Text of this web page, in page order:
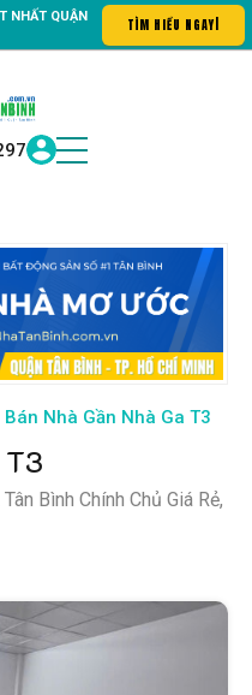
bạn tìm kiếm bất động
Bán Nhà Gần Nhà Ga T3
T3
Bình Chính Chủ Giá Rẻ,
NHẤT QUẬN
TÌM HIỂU N|